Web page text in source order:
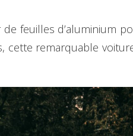
feuilles d’aluminium
cette remarquable